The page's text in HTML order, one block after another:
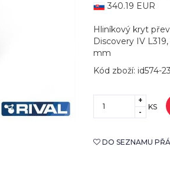
340.19 EUR
Hliníkový kryt
Discovery IV
mm
Kód zboží: id574-
+
-
KS
DO SEZNAMU